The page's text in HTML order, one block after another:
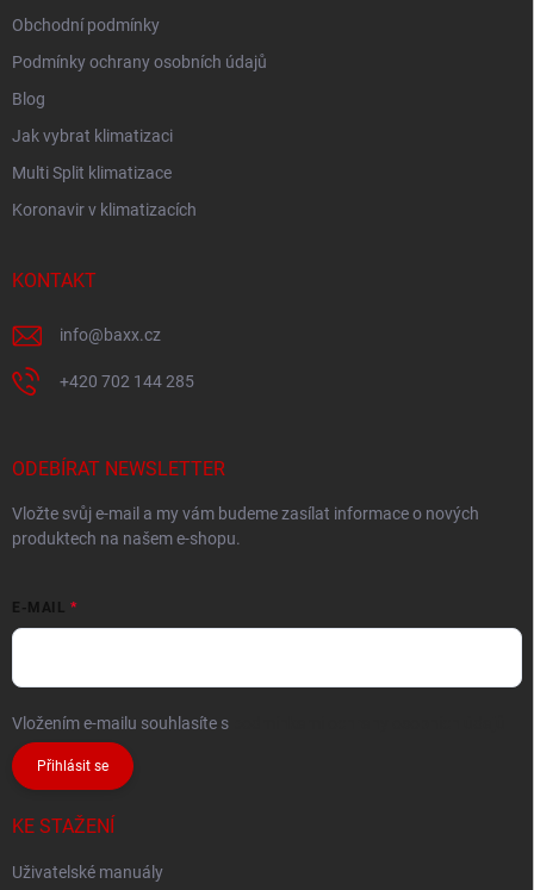
Obchodní podmínky
Podmínky ochrany osobních údajů
Blog
Jak vybrat klimatizaci
Multi Split klimatizace
Koronavir v klimatizacích
KONTAKT
info@baxx.cz
+420 702 144 285
ODEBÍRAT NEWSLETTER
Vložte svůj e-mail a my vám budeme zasílat informace o nových
produktech na našem e-shopu.
E-MAIL
Vložením e-mailu souhlasíte s
Přihlásit se
KE STAŽENÍ
Uživatelské manuály